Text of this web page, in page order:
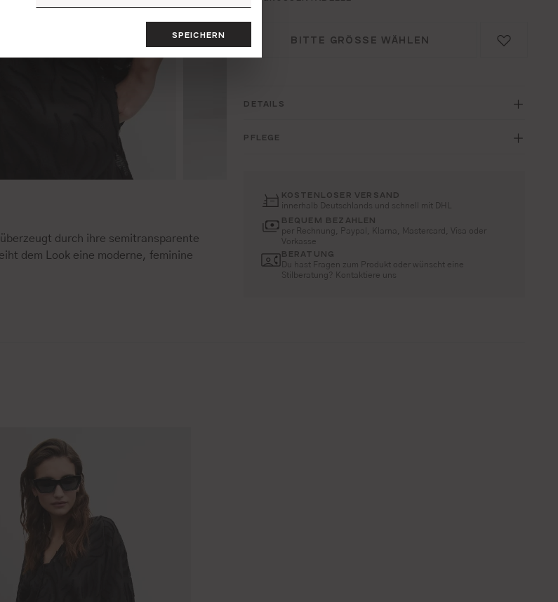
durch ihre semitransparente
dem Look eine moderne, feminine
BITTE GRÖSSE WÄHLEN
DETAILS
PFLEGE
KOSTENLOSER VERSAND
innerhalb Deutschlands und schnell mit DHL
BEQUEM BEZAHLEN
per Rechnung, Paypal, Klarna, Mastercard, Visa oder
Vorkasse
BERATUNG
Du hast Fragen zum Produkt oder wünscht eine
Stilberatung? Kontaktiere uns
SPEICHERN